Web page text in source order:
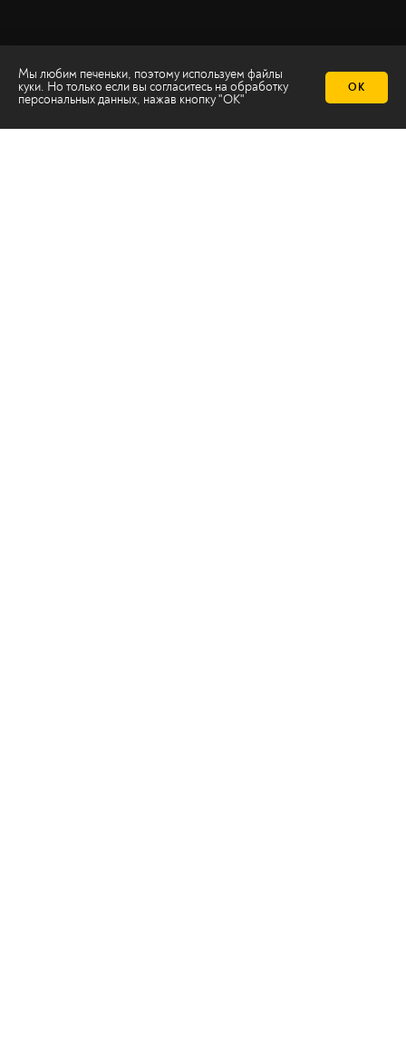
Мы любим печеньки, поэтому используем файлы
куки. Но только если вы согласитесь на обработку
персональных данных, нажав кнопку "ОК"
ОК